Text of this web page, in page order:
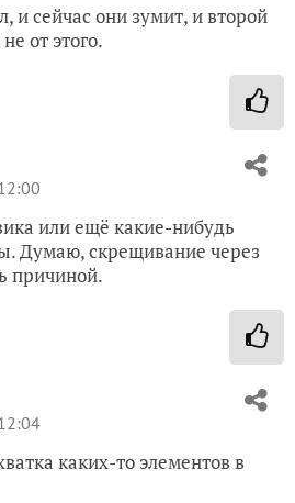
и сейчас они зумит, и второй
от этого.
или ещё какие-нибудь
Думаю, скрещивание через
причиной.
каких-то элементов в